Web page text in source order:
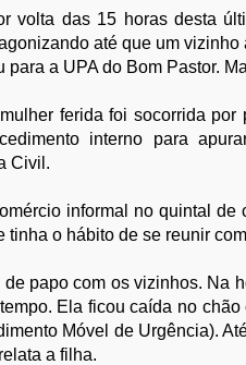
volta das 15 horas desta
até que um
para a UPA do Bom Pastor.
ferida foi socorrida
interno para
Civil.
informal no quintal
tinha o hábito de se reunir
papo com os vizinhos. Na
Ela ficou caída no
Móvel de Urgência).
a filha.